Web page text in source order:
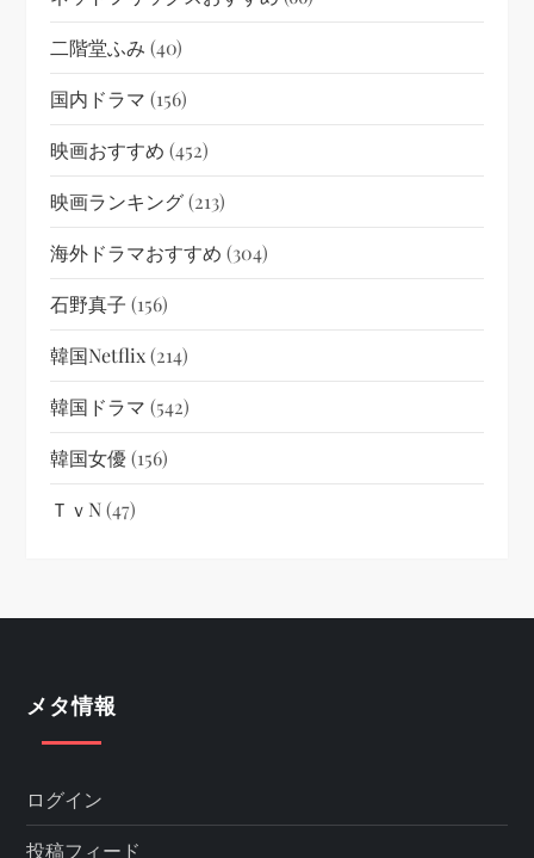
二階堂ふみ (40)
国内ドラマ (156)
映画おすすめ (452)
映画ランキング(213)
海外ドラマおすすめ (304)
石野真子 (156)
韓国netflix(214)
韓国ドラマ (542)
韓国女優(156)
ＴｖN(47)
メタ情報
ログイン
投稿フィード